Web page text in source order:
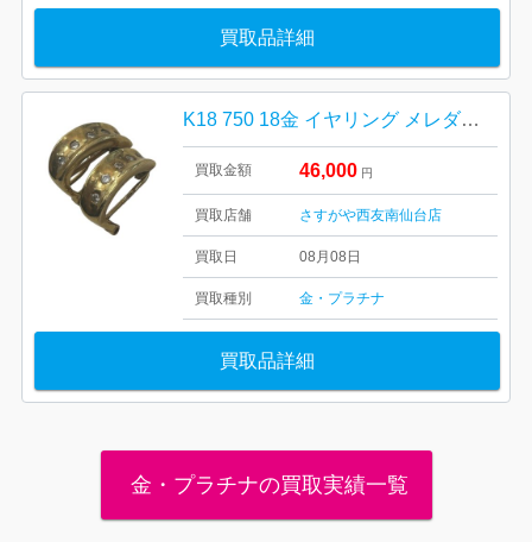
買取品詳細
K18 750 18金 イヤリング メレダイヤ
買取金額 46,000 円
買取店舗 さすがや西友南仙台店
買取日 08月08日
買取種別 金・プラチナ
買取品詳細
金・プラチナの買取実績一覧